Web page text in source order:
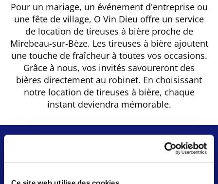
Pour un mariage, un événement d'entreprise ou
une fête de village, O Vin Dieu offre un service
de location de tireuses à bière proche de
Mirebeau-sur-Bèze. Les tireuses à bière ajoutent
une touche de fraîcheur à toutes vos occasions.
Grâce à nous, vos invités savoureront des
bières directement au robinet. En choisissant
notre location de tireuses à bière, chaque
instant deviendra mémorable.